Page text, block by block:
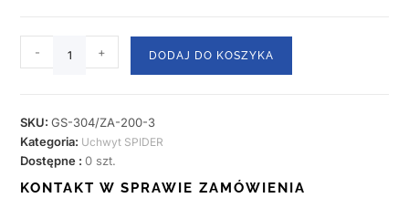
- + DODAJ DO KOSZYKA
SKU:GS-304/ZA-200-3
Kategoria: Uchwyt SPIDER
Dostępne :0 szt.
KONTAKT W SPRAWIE ZAMÓWIENIA